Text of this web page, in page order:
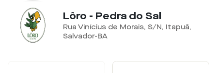
Lôro - Pedra do Sal
Rua Vinícius de Morais, S/N, Itapuã,
Salvador-BA